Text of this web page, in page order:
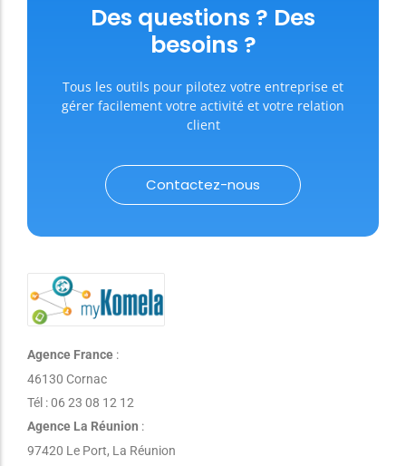
Des questions ? Des
besoins ?
Tous les outils pour pilotez votre entreprise et
gérer facilement votre activité et votre relation
client
Contactez-nous
Agence France :
46130 Cornac
Tél : 06 23 08 12 12
Agence La Réunion :
97420 Le Port, La Réunion